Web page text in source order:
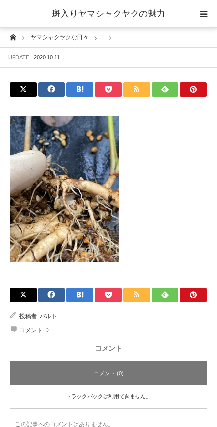
斑入りヤマシャクヤクの魅力
Homeヤマシャクヤクな日々
UPDATE 2020.10.11
投稿者: バルト
コメント: 0
コメント
コメント (0)
トラックバックは利用できません。
この記事へのコメントはありません。
当サイトについて
斑入りヤマシャクヤクの魅力 ギャラリー
ブログ ーヤマシャクヤクな日々ー
栽培について